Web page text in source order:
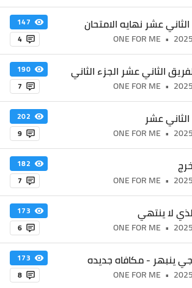
عشر نهايه الامتحان
•
ONE FOR ME
147
4
الثاني عشر الجزء الثاني
•
ONE FOR ME
190
7
عشر
•
ONE FOR ME
202
9
•
ONE FOR ME
182
7
لا ينتهي
•
ONE FOR ME
173
6
ينبهر - مكافاه جديده
•
ONE FOR ME
173
8